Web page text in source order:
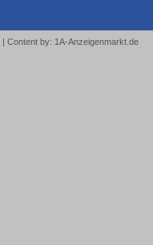
Content by: 1A-Anzeigenmarkt.de